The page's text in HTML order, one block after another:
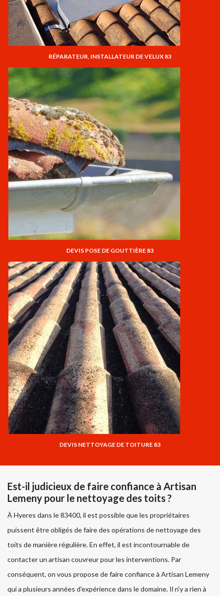
RÉPARATEUR, INSTALLATEUR DE VELUX 83
DEVIS POSE DE GOUTTIÈRE 83
DEVIS NETTOYAGE DE TOITURE 83
Est-il judicieux de faire confiance à Artisan
Lemeny pour le nettoyage des toits ?
À Hyeres dans le 83400, il est possible que les propriétaires
puissent être obligés de faire des opérations de nettoyage des
toits de manière régulière. En effet, il est incontournable de
contacter un artisan couvreur pour les interventions. Par
conséquent, on vous propose de faire confiance à Artisan Lemeny
qui a plusieurs années d'expérience dans le domaine. Il n'y a rien à